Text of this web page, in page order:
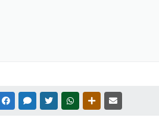
FACEBOOKMESSENGER
TWITTERWHATSAPPOUTRAS MÍDIAS